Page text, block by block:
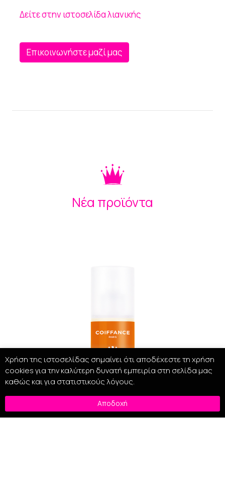
Δείτε στην ιστοσελίδα λιανικής
Επικοινωνήστε μαζί μας
Νέα προϊόντα
Χρήση της ιστοσελίδας σημαίνει ότι αποδέχεστε τη χρήση
cookies για την καλύτερη δυνατή εμπειρία στη σελίδα μας
καθώς και για στατιστικούς λόγους.
Αποδοχή